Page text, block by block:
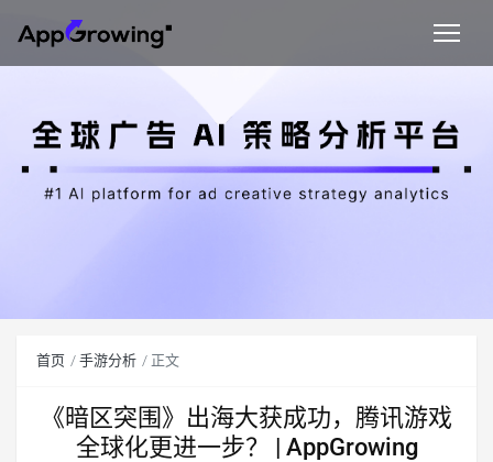
首页 手游分析 正文
《暗区突围》出海大获成功，腾讯游戏
全球化更进一步？ | AppGrowing